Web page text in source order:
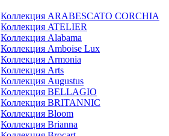
Коллекция ARABESCATO CORCHIA
Коллекция ATELIER
Коллекция Alabama
Коллекция Amboise Lux
Коллекция Armonia
Коллекция Arts
Коллекция Augustus
Коллекция BELLAGIO
Коллекция BRITANNIC
Коллекция Bloom
Коллекция Brianna